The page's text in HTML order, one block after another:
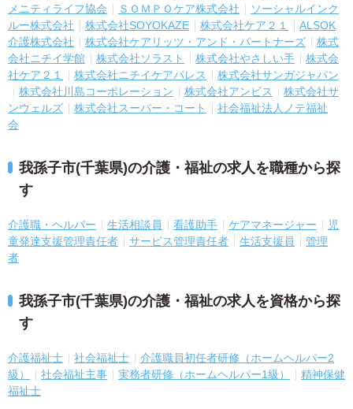
メニティライフ協会
ＳＯＭＰＯケア株式会社
ソーシャルインク
ルー株式会社
株式会社SOYOKAZE 株式会社ケア２１
ALSOK
介護株式会社
株式会社ケアリッツ・アンド・パートナーズ
株式
会社ニチイ学館
株式会社ソラスト 株式会社やさしい手
株式会
社ケア２１
株式会社ニチイケアパレス
株式会社サンガジャパン
株式会社川島コーポレーション
株式会社アンビス
株式会社サ
ンウェルズ
株式会社スーパー・コート
社会福祉法人ノテ福祉
会
我孫子市(千葉県)の介護・福祉の求人を職種から探
す
介護職・ヘルパー 生活相談員 看護助手 ケアマネージャー
児
童発達支援管理責任者
サービス管理責任者 生活支援員
管理
者
我孫子市(千葉県)の介護・福祉の求人を資格から探
す
介護福祉士 社会福祉士
介護職員初任者研修（ホームヘルパー2
級）
社会福祉主事 実務者研修（ホームヘルパー1級）
精神保健
福祉士